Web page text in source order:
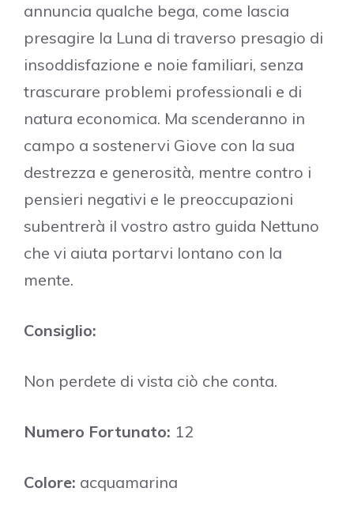
annuncia qualche bega, come lascia
presagire la Luna di traverso presagio di
insoddisfazione e noie familiari, senza
trascurare problemi professionali e di
natura economica. Ma scenderanno in
campo a sostenervi Giove con la sua
destrezza e generosità, mentre contro i
pensieri negativi e le preoccupazioni
subentrerà il vostro astro guida Nettuno
che vi aiuta portarvi lontano con la
mente.
Consiglio:
Non perdete di vista ciò che conta.
Numero Fortunato: 12
Colore: acquamarina